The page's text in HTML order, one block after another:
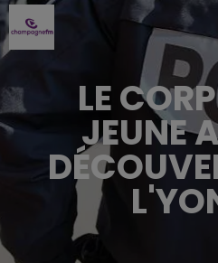
LE
JEUNE